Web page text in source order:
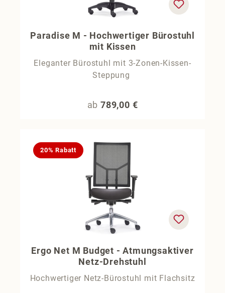
Paradise M - Hochwertiger Bürostuhl
mit Kissen
Eleganter Bürostuhl mit 3-Zonen-Kissen-
Steppung
Regulärer Preis:
ab 789,00 €
20% Rabatt
Ergo Net M Budget - Atmungsaktiver
Netz-Drehstuhl
Hochwertiger Netz-Bürostuhl mit Flachsitz